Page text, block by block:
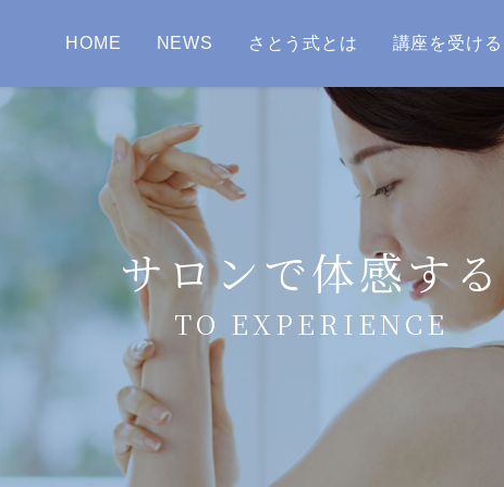
HOME NEWS さとう式とは 講座を受ける
サロンで体感する
TO EXPERIENCE